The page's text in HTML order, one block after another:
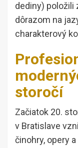
dediny) položili
dôrazom na
charakterový
storočí
Začiatok 20.
v Bratislave
činohry, opery